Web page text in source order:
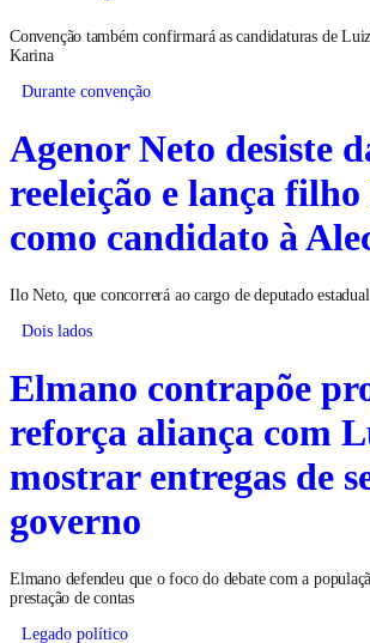
Convenção também confirmará as candidaturas de
Karina
Durante convenção
Agenor Neto desiste
reeleição e lança
como candidato à
Ilo Neto, que concorrerá ao cargo de deputado
Dois lados
Elmano contrapõe
reforça aliança com
mostrar entregas de
governo
Elmano defendeu que o foco do debate com a
prestação de contas
Legado político